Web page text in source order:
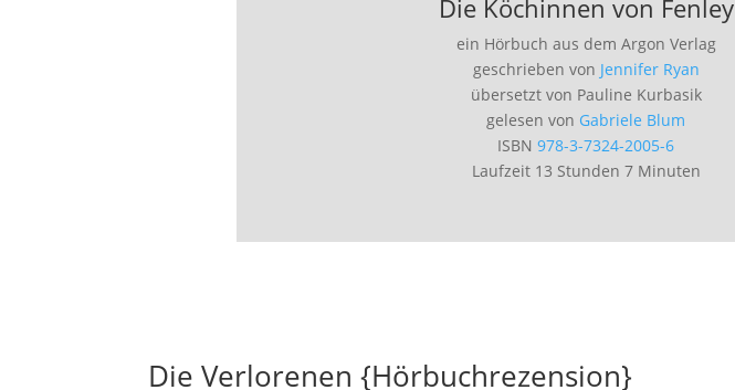
Die Köchinnen von Fenley
ein Hörbuch aus dem Argon Verlag
geschrieben von Jennifer Ryan
übersetzt von Pauline Kurbasik
gelesen von Gabriele Blum
ISBN 978-3-7324-2005-6
Laufzeit 13 Stunden 7 Minuten
Die Verlorenen {Hörbuchrezension}